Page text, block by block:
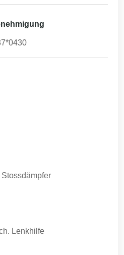
Lenkhilfe